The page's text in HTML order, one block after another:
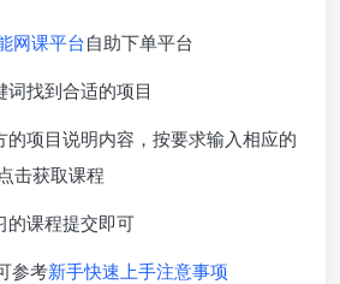
网课平台自助下单平台
找到合适的项目
的项目说明内容，按要求输入相应的
击获取课程
的课程提交即可
参考新手快速上手注意事项